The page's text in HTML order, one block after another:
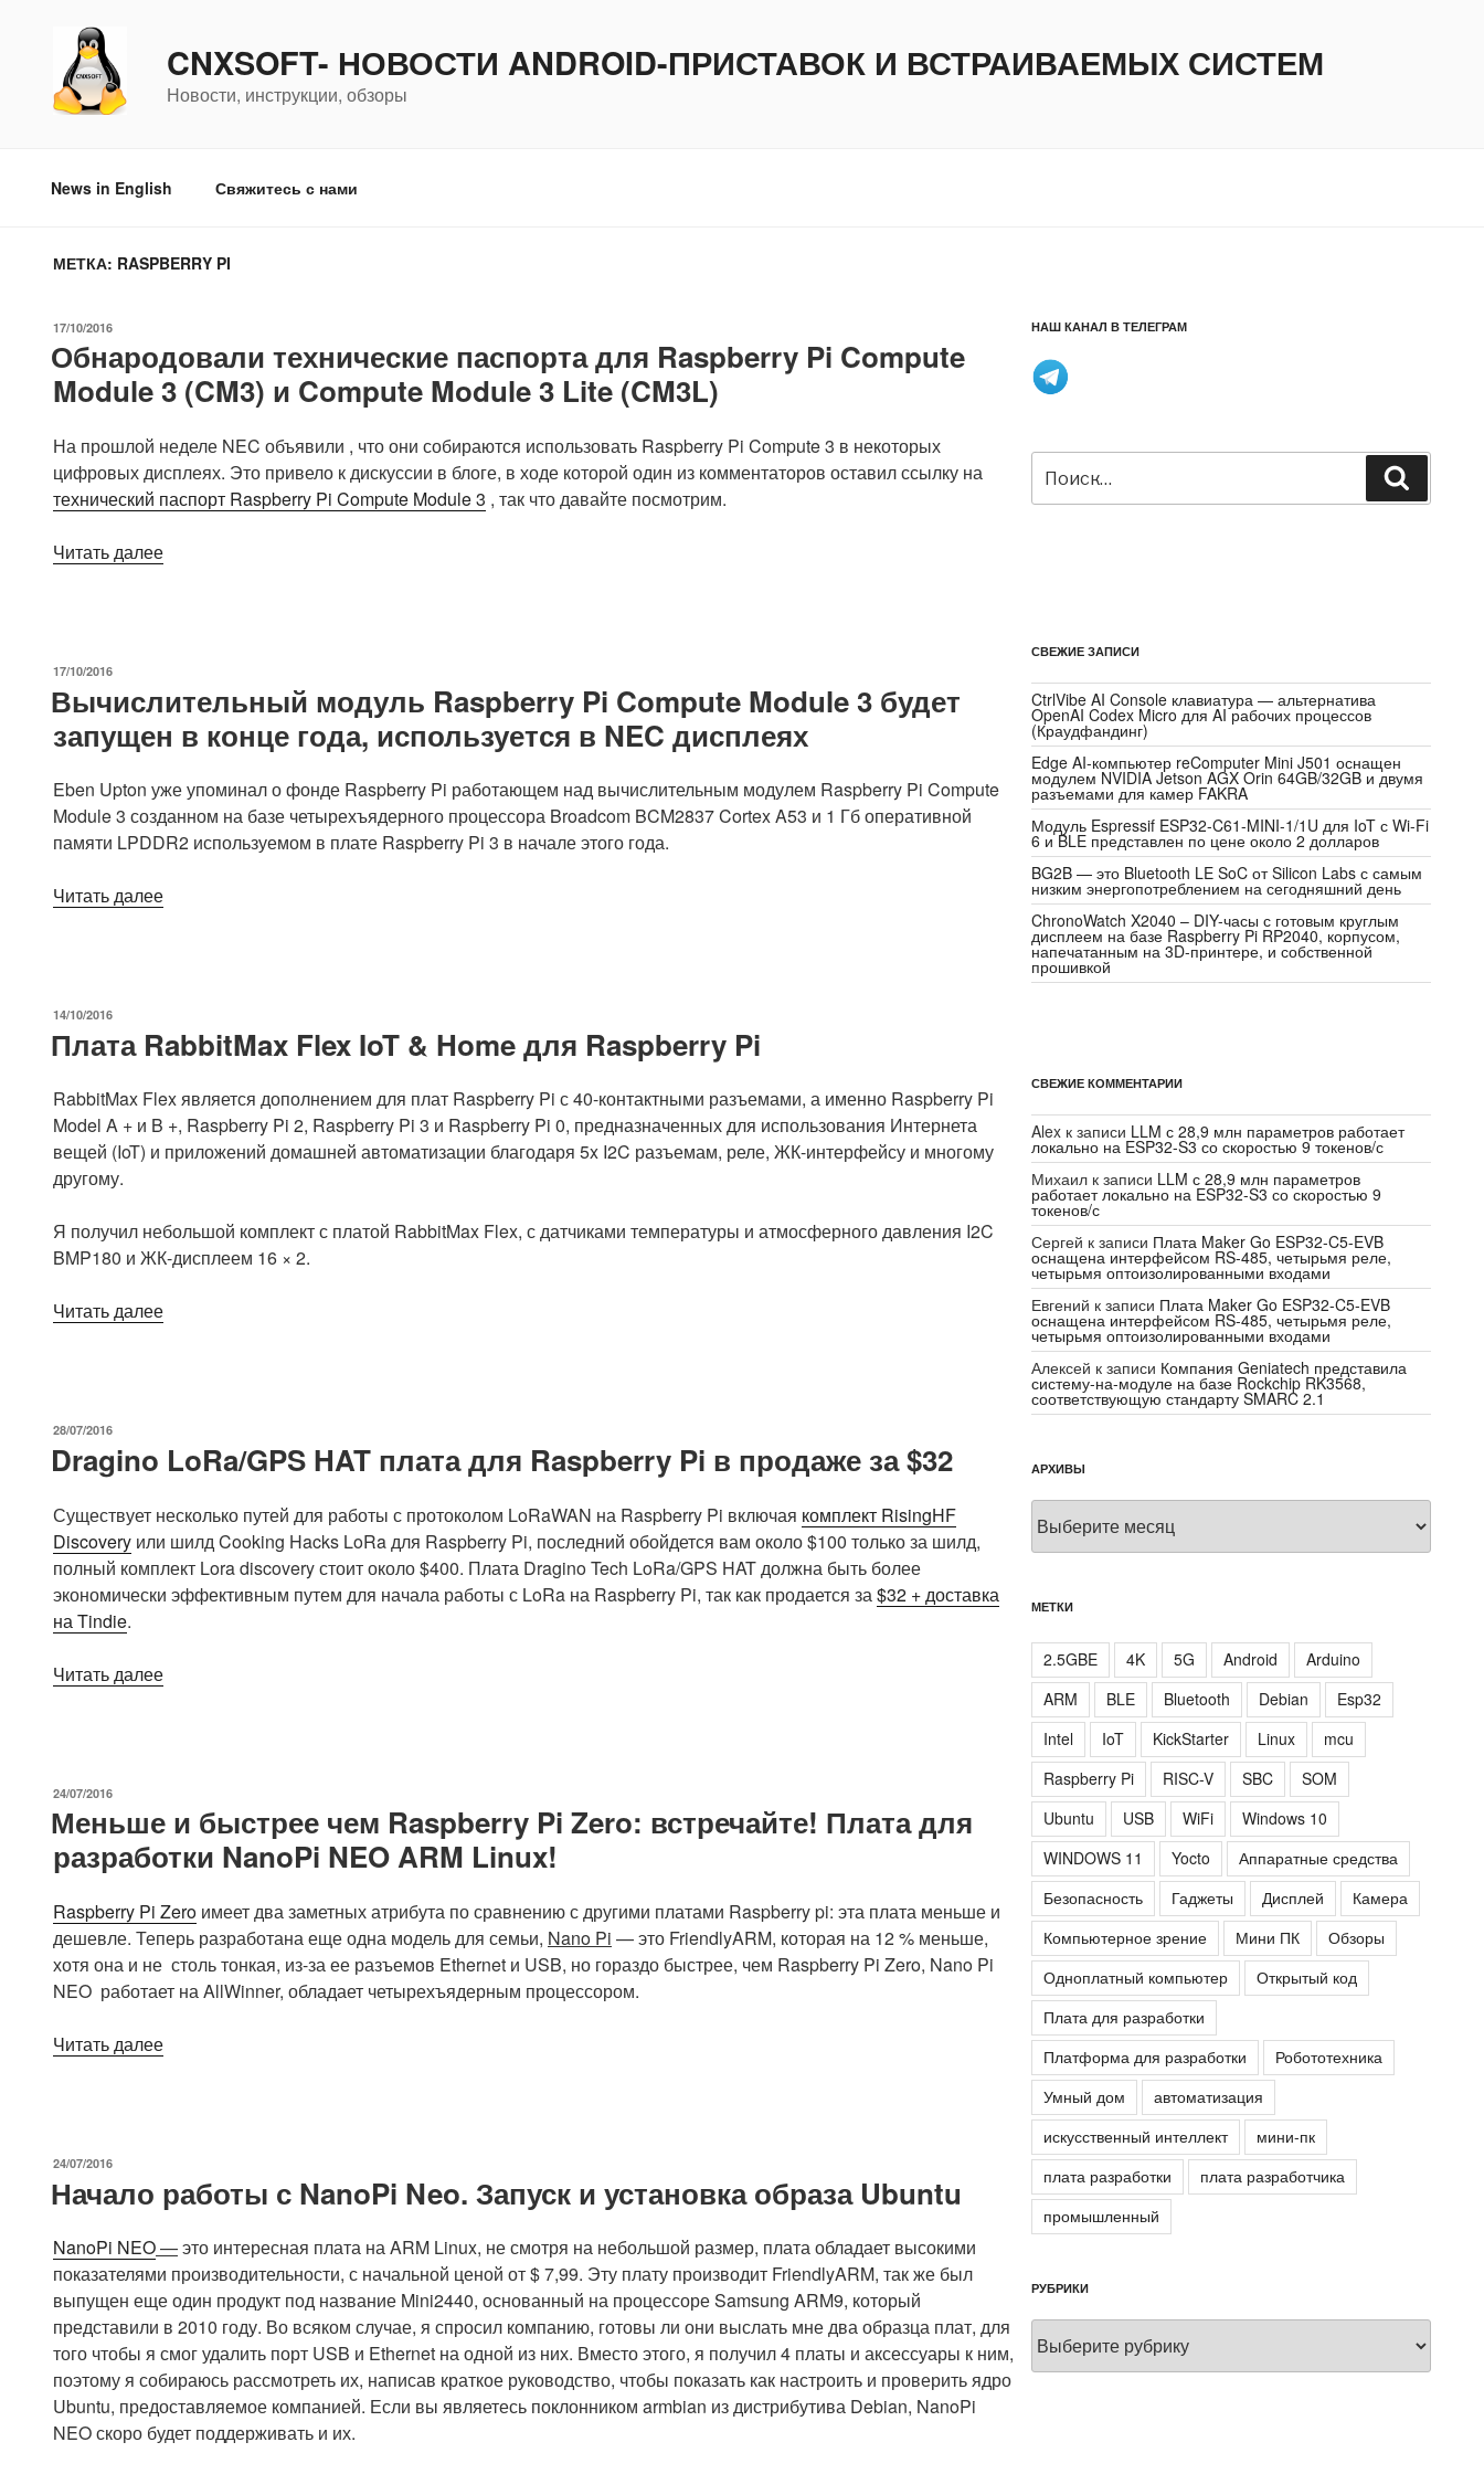
содержимому
CNXSOFT- НОВОСТИ ANDROID-ПРИСТАВОК И ВСТРАИВАЕМЫХ СИСТЕМ
Новости, инструкции, обзоры
News in English Свяжитесь с нами
МЕТКА: RASPBERRY PI
ОПУБЛИКОВАНО
17/10/2016
Обнародовали технические паспорта для Raspberry Pi Compute
Module 3 (CM3) и Compute Module 3 Lite (CM3L)
На прошлой неделе NEC объявили , что они собираются использовать Raspberry Pi Compute 3 в некоторых
цифровых дисплеях. Это привело к дискуссии в блоге, в ходе которой один из комментаторов оставил ссылку на
технический паспорт Raspberry Pi Compute Module 3 , так что давайте посмотрим.
Читать далее«Обнародовали
Compute
Module
(CM3)
и
Compute
3
ОПУБЛИКОВАНО
17/10/2016
Вычислительный модуль Raspberry Pi Compute Module 3 будет
запущен в конце года, используется в NEC дисплеях
Eben Upton уже упоминал о фонде Raspberry Pi работающем над вычислительным модулем Raspberry Pi Compute
Module 3 созданном на базе четырехъядерного процессора Broadcom BCM2837 Cortex A53 и 1 Гб оперативной
памяти LPDDR2 используемом в плате Raspberry Pi 3 в начале этого года.
Читать далее«Вычислительный
3
запущен
в
конце
в
NEC
ОПУБЛИКОВАНО
14/10/2016
Плата RabbitMax Flex IoT & Home для Raspberry Pi
RabbitMax Flex является дополнением для плат Raspberry Pi с 40-контактными разъемами, а именно Raspberry Pi
Model A + и B +, Raspberry Pi 2, Raspberry Pi 3 и Raspberry Pi 0, предназначенных для использования Интернета
вещей (IoT) и приложений домашней автоматизации благодаря 5x I2C разъемам, реле, ЖК-интерфейсу и многому
другому.
Я получил небольшой комплект с платой RabbitMax Flex, с датчиками температуры и атмосферного давления I2C
BMP180 и ЖК-дисплеем 16 × 2.
Читать далее«Плата
для
Pi»
ОПУБЛИКОВАНО
28/07/2016
Dragino LoRa/GPS HAT плата для Raspberry Pi в продаже за $32
Существует несколько путей для работы с протоколом LoRaWAN на Raspberry Pi включая комплект RisingHF
Discovery или шилд Cooking Hacks LoRa для Raspberry Pi, последний обойдется вам около $100 только за шилд,
полный комплект Lora discovery стоит около $400. Плата Dragino Tech LoRa/GPS HAT должна быть более
экономически эффективным путем для начала работы с LoRa на Raspberry Pi, так как продается за $32 + доставка
на Tindie.
Читать далее«Dragino
Pi
в
за
$32»
ОПУБЛИКОВАНО
24/07/2016
Меньше и быстрее чем Raspberry Pi Zero: встречайте! Плата для
разработки NanoPi NEO ARM Linux!
Raspberry Pi Zero имеет два заметных атрибута по сравнению с другими платами Raspberry pi: эта плата меньше и
дешевле. Теперь разработана еще одна модель для семьи, Nano Pi — это FriendlyARM, которая на 12 % меньше,
хотя она и не столь тонкая, из-за ее разъемов Ethernet и USB, но гораздо быстрее, чем Raspberry Pi Zero, Nano Pi
NEO работает на AllWinner, обладает четырехъядерным процессором.
Читать далее«Меньше
Zero:
Плата
для
разработки
NanoPi
NEO
ARM
Linux!»
ОПУБЛИКОВАНО
24/07/2016
Начало работы с NanoPi Neo. Запуск и установка образа Ubuntu
NanoPi NEO—это интересная плата на ARM Linux, не смотря на небольшой размер, плата обладает высокими
показателями производительности, с начальной ценой от $ 7,99. Эту плату производит FriendlyARM, так же был
выпущен еще один продукт под название Mini2440, основанный на процессоре Samsung ARM9, который
представили в 2010 году. Во всяком случае, я спросил компанию, готовы ли они выслать мне два образца плат, для
того чтобы я смог удалить порт USB и Ethernet на одной из них. Вместо этого, я получил 4 платы и аксессуары к ним,
поэтому я собираюсь рассмотреть их, написав краткое руководство, чтобы показать как настроить и проверить ядро
Ubuntu, предоставляемое компанией. Если вы являетесь поклонником armbian из дистрибутива Debian, NanoPi
NEO скоро будет поддерживать и их.
НАШ КАНАЛ В ТЕЛЕГРАМ
Искать:
СВЕЖИЕ ЗАПИСИ
CtrlVibe AI Console клавиатура — альтернатива
OpenAI Codex Micro для AI рабочих процессов
(Краудфандинг)
Edge AI-компьютер reComputer Mini J501 оснащен
модулем NVIDIA Jetson AGX Orin 64GB/32GB и двумя
разъемами для камер FAKRA
Модуль Espressif ESP32-C61-MINI-1/1U для IoT с Wi-Fi
6 и BLE представлен по цене около 2 долларов
BG2B — это Bluetooth LE SoC от Silicon Labs с самым
низким энергопотреблением на сегодняшний день
ChronoWatch X2040 – DIY-часы с готовым круглым
дисплеем на базе Raspberry Pi RP2040, корпусом,
напечатанным на 3D-принтере, и собственной
прошивкой
СВЕЖИЕ КОММЕНТАРИИ
Alex к записи LLM с 28,9 млн параметров работает
локально на ESP32-S3 со скоростью 9 токенов/с
Михаил к записи LLM с 28,9 млн параметров
работает локально на ESP32-S3 со скоростью 9
токенов/с
Сергей к записи Плата Maker Go ESP32-C5-EVB
оснащена интерфейсом RS-485, четырьмя реле,
четырьмя оптоизолированными входами
Евгений к записи Плата Maker Go ESP32-C5-EVB
оснащена интерфейсом RS-485, четырьмя реле,
четырьмя оптоизолированными входами
Алексей к записи Компания Geniatech представила
систему-на-модуле на базе Rockchip RK3568,
соответствующую стандарту SMARC 2.1
АРХИВЫ
Архивы
МЕТКИ
2.5GBE 4K 5G Android
Arduino
ARM
BLE Bluetooth Debian
Esp32
Intel
IoT KickStarter Linux
mcu
Raspberry Pi
RISC-V SBC
SOM
Ubuntu
USB WiFi
Windows 10
WINDOWS 11
Yocto
Аппаратные средства
Безопасность
Гаджеты Дисплей
Камера
Компьютерное зрение
Мини ПК
Обзоры
Одноплатный компьютер
Открытый код
Плата для разработки
Платформа для разработки
Робототехника
Умный дом
автоматизация
искусственный интеллект
мини-пк
плата разработки
плата разработчика
промышленный
РУБРИКИ
Рубрики